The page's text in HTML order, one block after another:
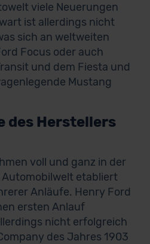
viele Neuerungen
ist allerdings nicht
sich an weltweiten
Focus oder auch
und dem Fiesta und
Mustang
des Herstellers
voll und ganz in der
etabliert
Anläufe. Henry Ford
ersten Anlauf
nicht erfolgreich
des Jahres 1903